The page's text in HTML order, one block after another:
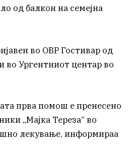
од балкон на семејна
во ОВР Гостивар од
во Ургентниот центар во
прва помош е пренесено
„Мајка Тереза“ во
лекување, информираа